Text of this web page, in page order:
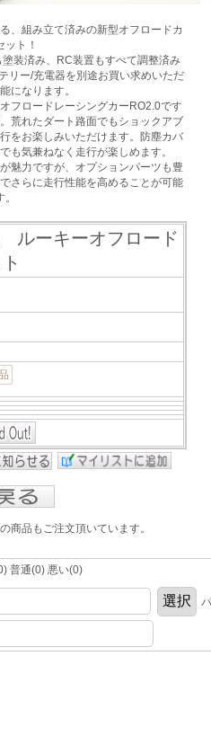
、組み立て済みの新型オフロードカ
ット！
装済み、RC装置もすべて調整済み
リー/充電器を別途お買い求めいただ
になります。
フロードレーシングカーRO2.0です
荒れたダート路面でもショックアブ
をお楽しみいただけます。防塵カバ
も気兼ねなく走行が楽しめます。
魅力ですが、オプションパーツも豊
さらに走行性能を高めることが可能
ルーキーオフロード
商品もご注文頂いています。
普通(0) 悪い(0)